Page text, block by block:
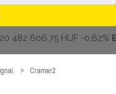
606,75 HUF-0,62%
Cramer2